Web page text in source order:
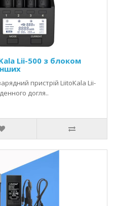
Lii-500 з блоком
пристрій LiitoKala Lii-
догля..